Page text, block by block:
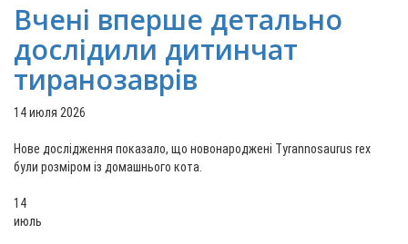
Вчені вперше детально
дослідили дитинчат
тиранозаврів
14 июля 2026
Нове дослідження показало, що новонароджені Tyrannosaurus rex
були розміром із домашнього кота.
14
июль